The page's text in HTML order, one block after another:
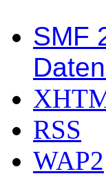
SMF
RSS
WAP2